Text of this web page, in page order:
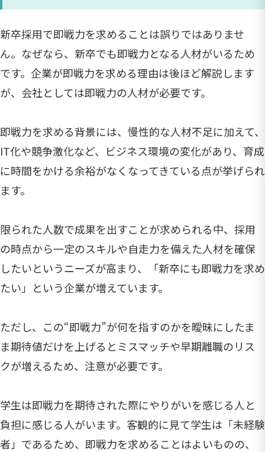
新卒採用で即戦力を求めることは誤りではありませ
ん。なぜなら、新卒でも即戦力となる人材がいるため
です。企業が即戦力を求める理由は後ほど解説します
が、会社としては即戦力の人材が必要です。
即戦力を求める背景には、慢性的な人材不足に加えて、
IT化や競争激化など、ビジネス環境の変化があり、育成
に時間をかける余裕がなくなってきている点が挙げられ
ます。
限られた人数で成果を出すことが求められる中、採用
の時点から一定のスキルや自走力を備えた人材を確保
したいというニーズが高まり、「新卒にも即戦力を求め
たい」という企業が増えています。
ただし、この“即戦力”が何を指すのかを曖昧にしたま
ま期待値だけを上げるとミスマッチや早期離職のリス
クが増えるため、注意が必要です。
学生は即戦力を期待された際にやりがいを感じる人と
負担に感じる人がいます。客観的に見て学生は「未経験
者」であるため、即戦力を求めることはよいものの、